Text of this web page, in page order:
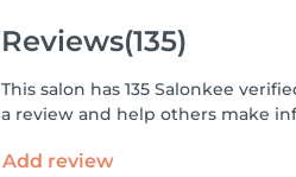
Reviews(135)
This salon has 135 Salonkee
a review and help others make
Add review